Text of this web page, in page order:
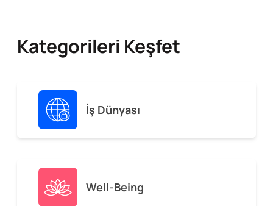
Kategorileri Keşfet
İş Dünyası
Well-Being